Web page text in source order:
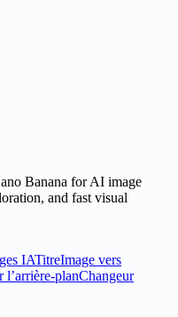
Banana for AI image
and fast visual
IATitreImage vers
l’arrière-planChangeur